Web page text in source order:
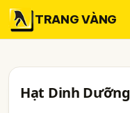
TRANG VÀNG
Hạt Dinh Dưỡng